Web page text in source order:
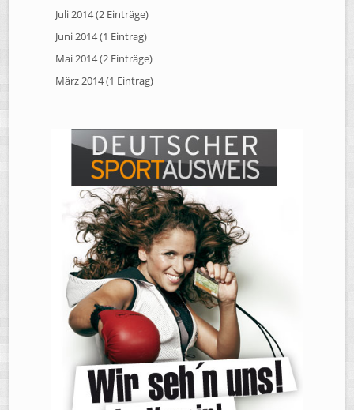
Juli 2014 (2 Einträge)
Juni 2014 (1 Eintrag)
Mai 2014 (2 Einträge)
März 2014 (1 Eintrag)